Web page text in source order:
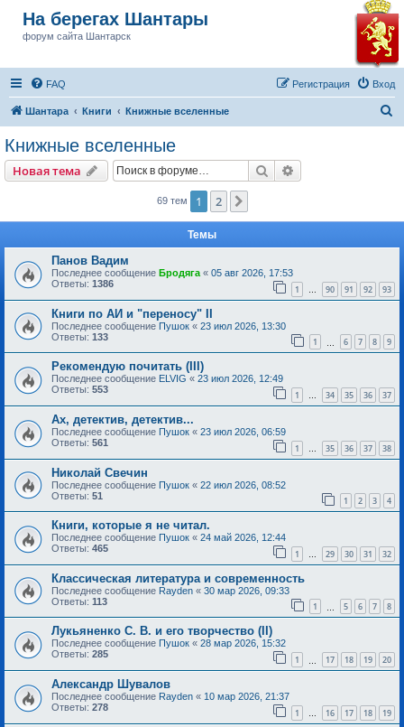
На берегах Шантары
форум сайта Шантарск
FAQ Вход
Регистрация
Шантара Книги Книжные вселенные
Книжные вселенные
Новая тема Поиск
69 тем 1 2
Темы
Панов Вадим
Последнее сообщение Бродяга « 05 авг 2026, 17:53
Ответы: 1386 1 … 90 91 92 93
Книги по АИ и "переносу" II
Последнее сообщение Пушок « 23 июл 2026, 13:30
Ответы: 133 1 6 7 8 9
Рекомендую почитать (III)
Последнее сообщение ELVIG « 23 июл 2026, 12:49
Ответы: 553 1 … 34 35 36 37
Ах, детектив, детектив...
Последнее сообщение Пушок « 23 июл 2026, 06:59
Ответы: 561 1 … 35 36 37 38
Николай Свечин
Последнее сообщение Пушок « 22 июл 2026, 08:52
Ответы: 51 1 2 3 4
Книги, которые я не читал.
Последнее сообщение Пушок « 24 май 2026, 12:44
Ответы: 465 1 … 29 30 31 32
Классическая литература и современность
Последнее сообщение Rayden « 30 мар 2026, 09:33
Ответы: 113 1 5 6 7 8
Лукьяненко С. В. и его творчество (II)
Последнее сообщение Пушок « 28 мар 2026, 15:32
Ответы: 285 1 17 18 19 20
Александр Шувалов
Последнее сообщение Rayden « 10 мар 2026, 21:37
Ответы: 278 1 … 16 17 18 19